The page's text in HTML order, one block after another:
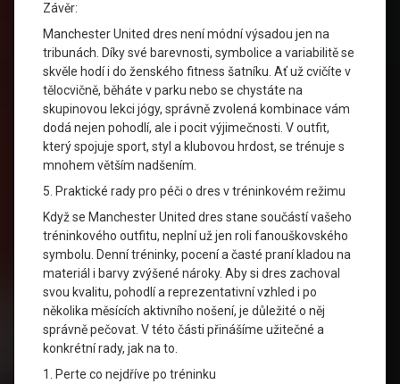
Závěr:
Manchester United dres není módní výsadou jen na
tribunách. Díky své barevnosti, symbolice a variabilitě se
skvěle hodí i do ženského fitness šatníku. Ať už cvičíte v
tělocvičně, běháte v parku nebo se chystáte na
skupinovou lekci jógy, správně zvolená kombinace vám
dodá nejen pohodlí, ale i pocit výjimečnosti. V outfit,
který spojuje sport, styl a klubovou hrdost, se trénuje s
mnohem větším nadšením.
5. Praktické rady pro péči o dres v tréninkovém režimu
Když se Manchester United dres stane součástí vašeho
tréninkového outfitu, neplní už jen roli fanouškovského
symbolu. Denní tréninky, pocení a časté praní kladou na
materiál i barvy zvýšené nároky. Aby si dres zachoval
svou kvalitu, pohodlí a reprezentativní vzhled i po
několika měsících aktivního nošení, je důležité o něj
správně pečovat. V této části přinášíme užitečné a
konkrétní rady, jak na to.
1. Perte co nejdříve po tréninku